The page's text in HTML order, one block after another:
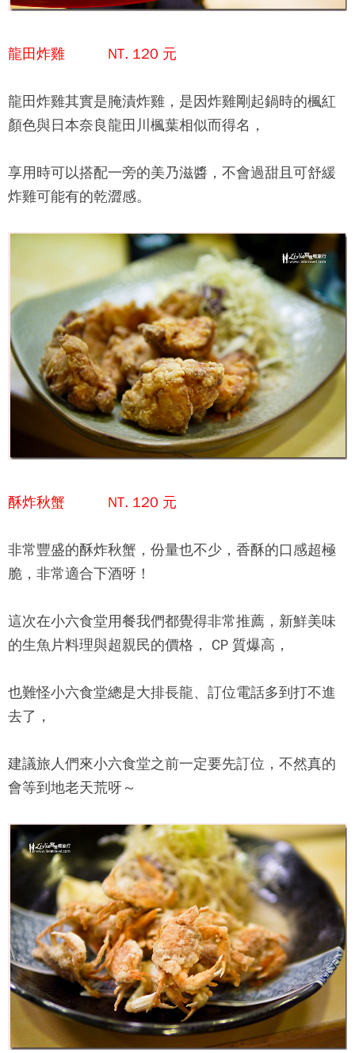
龍田炸雞 NT. 120 元
龍田炸雞其實是腌漬炸雞，是因炸雞剛起鍋時的楓紅
顏色與日本奈良龍田川楓葉相似而得名，
享用時可以搭配一旁的美乃滋醬，不會過甜且可舒緩
炸雞可能有的乾澀感。
酥炸秋蟹 NT. 120 元
非常豐盛的酥炸秋蟹，份量也不少，香酥的口感超極
脆，非常適合下酒呀！
這次在小六食堂用餐我們都覺得非常推薦，新鮮美味
的生魚片料理與超親民的價格， CP 質爆高，
也難怪小六食堂總是大排長龍、訂位電話多到打不進
去了，
建議旅人們來小六食堂之前一定要先訂位，不然真的
會等到地老天荒呀～